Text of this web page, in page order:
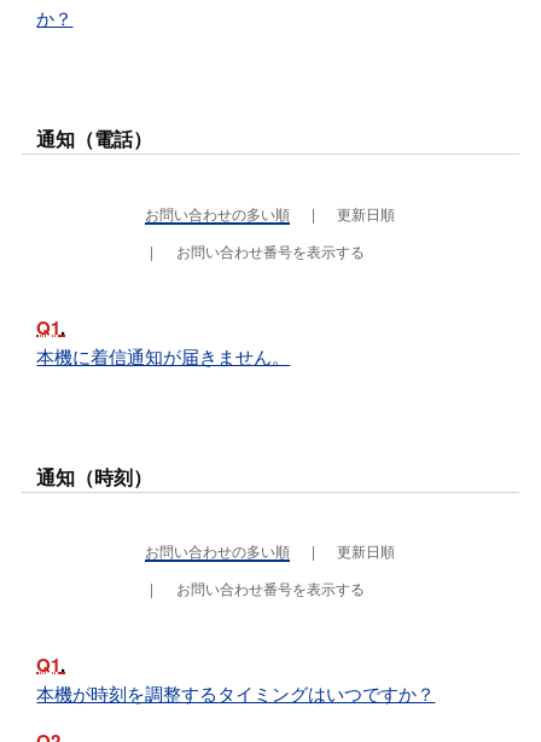
か？
通知（電話）
お問い合わせの多い順
更新日順
お問い合わせ番号を表示する
Q1
本機に着信通知が届きません。
通知（時刻）
お問い合わせの多い順
更新日順
お問い合わせ番号を表示する
Q1
本機が時刻を調整するタイミングはいつですか？